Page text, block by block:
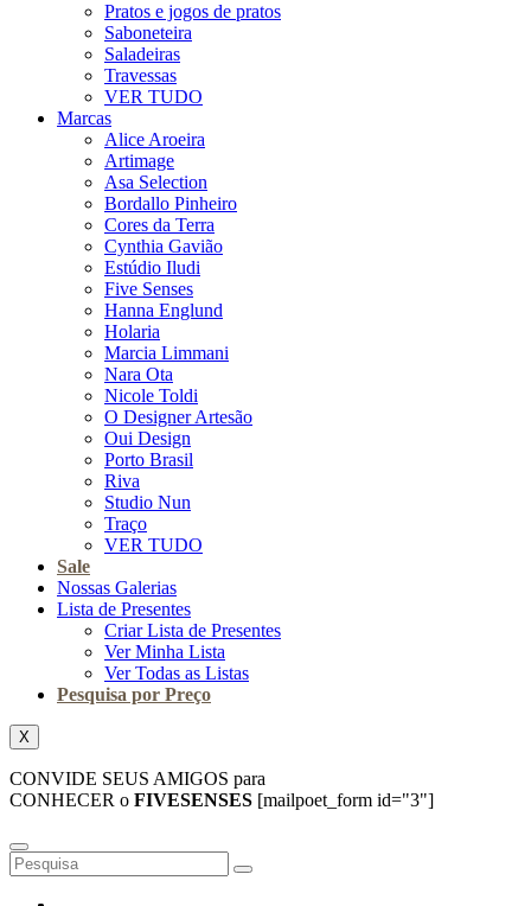
Pratos e jogos de pratos
Saboneteira
Saladeiras
Travessas
VER TUDO
Marcas
Alice Aroeira
Artimage
Asa Selection
Bordallo Pinheiro
Cores da Terra
Cynthia Gavião
Estúdio Iludi
Five Senses
Hanna Englund
Holaria
Marcia Limmani
Nara Ota
Nicole Toldi
O Designer Artesão
Oui Design
Porto Brasil
Riva
Studio Nun
Traço
VER TUDO
Sale
Nossas Galerias
Lista de Presentes
Criar Lista de Presentes
Ver Minha Lista
Ver Todas as Listas
Pesquisa por Preço
X
CONVIDE SEUS AMIGOS para
CONHECER o FIVESENSES [mailpoet_form id="3"]